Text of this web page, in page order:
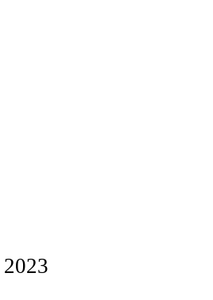
2023